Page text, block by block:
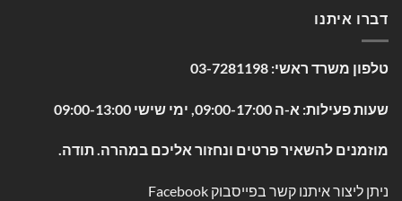
דברו איתנו
טלפון משרד ראשי: 03-7281198
שעות פעילות: א-ה 09:00-17:00, ימי שישי 09:00-13:00
מוזמנים להשאיר פרטים ונחזור אליכם במהרה. תודה.
ניתן ליצור איתנו קשר בפייסבוק Facebook